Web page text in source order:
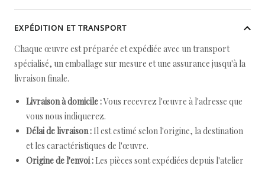
EXPÉDITION ET TRANSPORT
Chaque œuvre est préparée et expédiée avec un transport
spécialisé, un emballage sur mesure et une assurance jusqu'à la
livraison finale.
Livraison à domicile :Vous recevrez l'œuvre à l'adresse que
vous nous indiquerez.
Délai de livraison : Il est estimé selon l'origine, la destination
et les caractéristiques de l'œuvre.
Origine de l'envoi : Les pièces sont expédiées depuis l'atelier